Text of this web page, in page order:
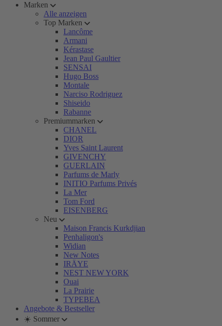
Marken
Alle anzeigen
Top Marken
Lancôme
Armani
Kérastase
Jean Paul Gaultier
SENSAI
Hugo Boss
Montale
Narciso Rodriguez
Shiseido
Rabanne
Premiummarken
CHANEL
DIOR
Yves Saint Laurent
GIVENCHY
GUERLAIN
Parfums de Marly
INITIO Parfums Privés
La Mer
Tom Ford
EISENBERG
Neu
Maison Francis Kurkdjian
Penhaligon's
Widian
New Notes
IRÄYE
NEST NEW YORK
Ouai
La Prairie
TYPEBEA
Angebote & Bestseller
☀️ Sommer